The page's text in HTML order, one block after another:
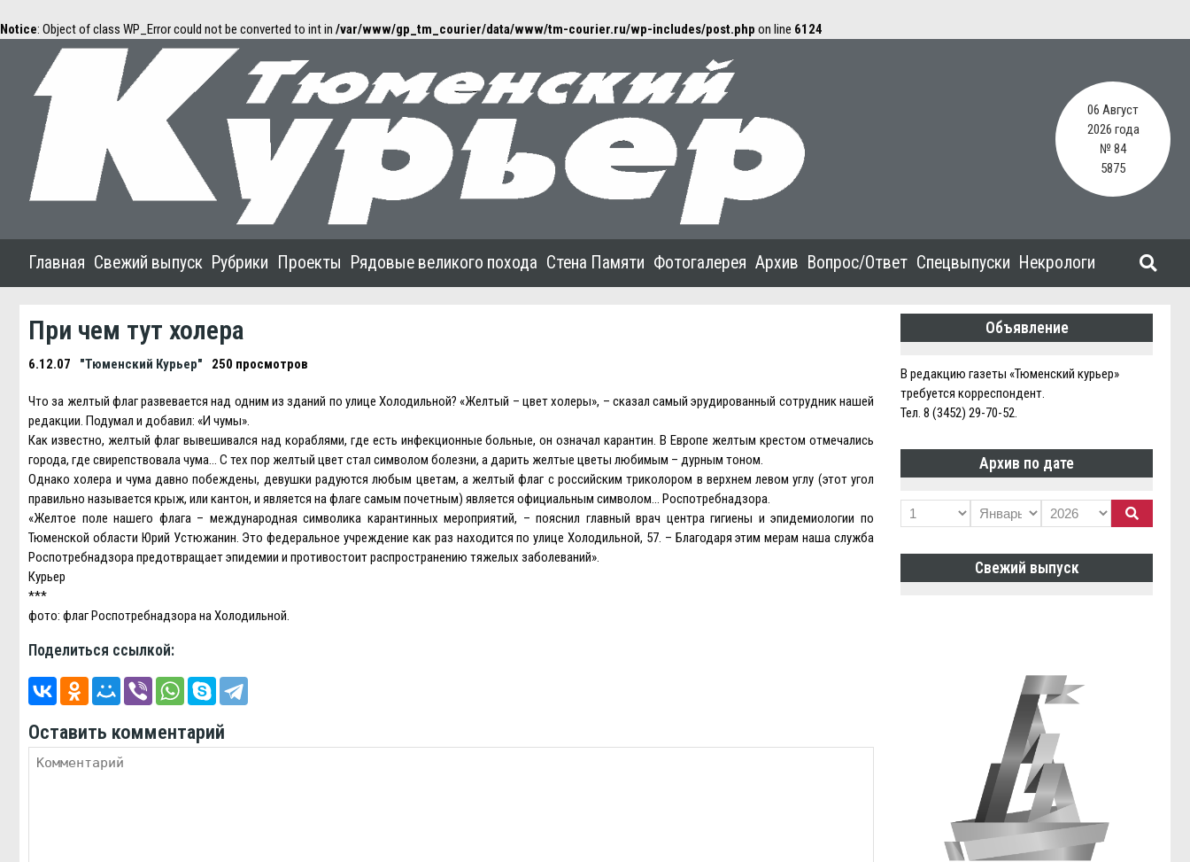
Notice: Object of class WP_Error could not be converted to int in /var/www/gp_tm_courier/data/www/tm-courier.ru/wp-includes/post.php on line 6124
06 Август
2026 года
№ 84
5875
Главная Свежий выпуск Рубрики Проекты Рядовые великого похода Стена Памяти Фотогалерея Архив Вопрос/Ответ Спецвыпуски Некрологи
При чем тут холера
6.12.07 "Тюменский Курьер" 250 просмотров
Что за желтый флаг развевается над одним из зданий по улице Холодильной? «Желтый – цвет холеры», – сказал самый эрудированный сотрудник нашей
редакции. Подумал и добавил: «И чумы».
Как известно, желтый флаг вывешивался над кораблями, где есть инфекционные больные, он означал карантин. В Европе желтым крестом отмечались
города, где свирепствовала чума… С тех пор желтый цвет стал символом болезни, а дарить желтые цветы любимым – дурным тоном.
Однако холера и чума давно побеждены, девушки радуются любым цветам, а желтый флаг с российским триколором в верхнем левом углу (этот угол
правильно называется крыж, или кантон, и является на флаге самым почетным) является официальным символом… Роспотребнадзора.
«Желтое поле нашего флага – международная символика карантинных мероприятий, – пояснил главный врач центра гигиены и эпидемиологии по
Тюменской области Юрий Устюжанин. Это федеральное учреждение как раз находится по улице Холодильной, 57. – Благодаря этим мерам наша служба
Роспотребнадзора предотвращает эпидемии и противостоит распространению тяжелых заболеваний».
Курьер
***
фото: флаг Роспотребнадзора на Холодильной.
Поделиться ссылкой:
Оставить комментарий
Объявление
В редакцию газеты «Тюменский курьер»
требуется корреспондент.
Тел. 8 (3452) 29-70-52.
Архив по дате
Свежий выпуск